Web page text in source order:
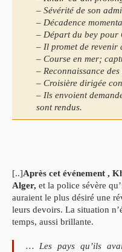
– Sévérité de son
– Décadence
– Départ du bey pour
– Il promet de revenir
– Course en mer;
– Reconnaissance
– Croisière dirigée
– Ils envoient
sont rendus.
[..]Après cet événement ,
Alger, et la police sévère
auraient le plus désiré une
leurs devoirs. La situation
temps, aussi brillante.
… Les pays qu’ils